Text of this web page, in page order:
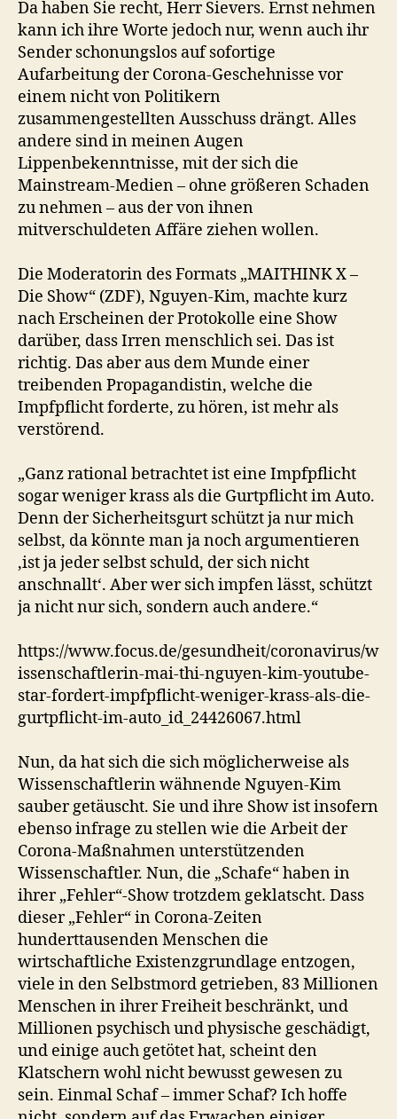
Da haben Sie recht, Herr Sievers. Ernst nehmen
kann ich ihre Worte jedoch nur, wenn auch ihr
Sender schonungslos auf sofortige
Aufarbeitung der Corona-Geschehnisse vor
einem nicht von Politikern
zusammengestellten Ausschuss drängt. Alles
andere sind in meinen Augen
Lippenbekenntnisse, mit der sich die
Mainstream-Medien – ohne größeren Schaden
zu nehmen – aus der von ihnen
mitverschuldeten Affäre ziehen wollen.
Die Moderatorin des Formats „MAITHINK X –
Die Show“ (ZDF), Nguyen-Kim, machte kurz
nach Erscheinen der Protokolle eine Show
darüber, dass Irren menschlich sei. Das ist
richtig. Das aber aus dem Munde einer
treibenden Propagandistin, welche die
Impfpflicht forderte, zu hören, ist mehr als
verstörend.
„Ganz rational betrachtet ist eine Impfpflicht
sogar weniger krass als die Gurtpflicht im Auto.
Denn der Sicherheitsgurt schützt ja nur mich
selbst, da könnte man ja noch argumentieren
‚ist ja jeder selbst schuld, der sich nicht
anschnallt‘. Aber wer sich impfen lässt, schützt
ja nicht nur sich, sondern auch andere.“
https://www.focus.de/gesundheit/coronavirus/w
issenschaftlerin-mai-thi-nguyen-kim-youtube-
star-fordert-impfpflicht-weniger-krass-als-die-
gurtpflicht-im-auto_id_24426067.html
Nun, da hat sich die sich möglicherweise als
Wissenschaftlerin wähnende Nguyen-Kim
sauber getäuscht. Sie und ihre Show ist insofern
ebenso infrage zu stellen wie die Arbeit der
Corona-Maßnahmen unterstützenden
Wissenschaftler. Nun, die „Schafe“ haben in
ihrer „Fehler“-Show trotzdem geklatscht. Dass
dieser „Fehler“ in Corona-Zeiten
hunderttausenden Menschen die
wirtschaftliche Existenzgrundlage entzogen,
viele in den Selbstmord getrieben, 83 Millionen
Menschen in ihrer Freiheit beschränkt, und
Millionen psychisch und physische geschädigt,
und einige auch getötet hat, scheint den
Klatschern wohl nicht bewusst gewesen zu
sein. Einmal Schaf – immer Schaf? Ich hoffe